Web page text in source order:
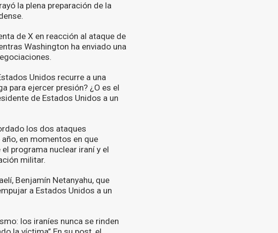
la plena preparación de la
de X en reacción al ataque de
Washington ha enviado una
Unidos recurre a una
para ejercer presión? ¿O es el
de Estados Unidos a un
los dos ataques
en momentos en que
programa nuclear iraní y el
militar.
Benjamín Netanyahu, que
a Estados Unidos a un
los iraníes nunca se rinden